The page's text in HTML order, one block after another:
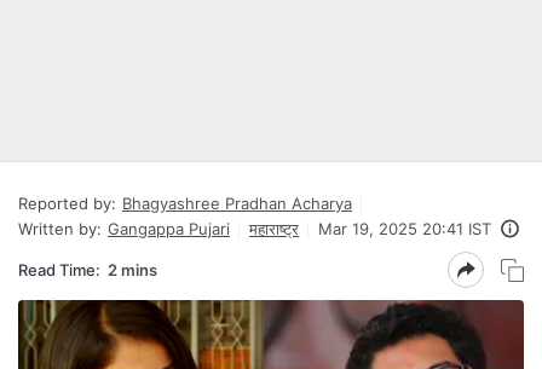
Reported by: Bhagyashree Pradhan Acharya
Written by: Gangappa Pujari महाराष्ट्र Mar 19, 2025 20:41 IST
Read Time: 2 mins